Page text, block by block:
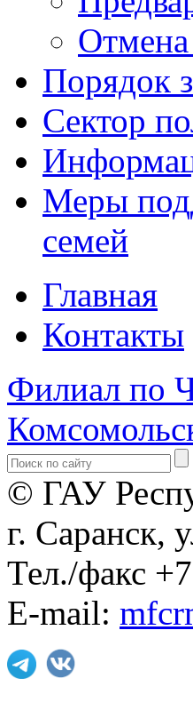
Отмена
Порядок
Сектор
Меры
семей
Главная
Контакты
Филиал по
© ГАУ
г. Саранск,
Тел./факс
E-mail: